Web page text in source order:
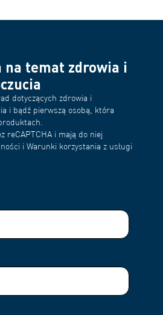
temat zdrowia i
dotyczących zdrowia i
i bądź pierwszą osobą, która
reCAPTCHA i mają do niej
i Warunki korzystania z usługi